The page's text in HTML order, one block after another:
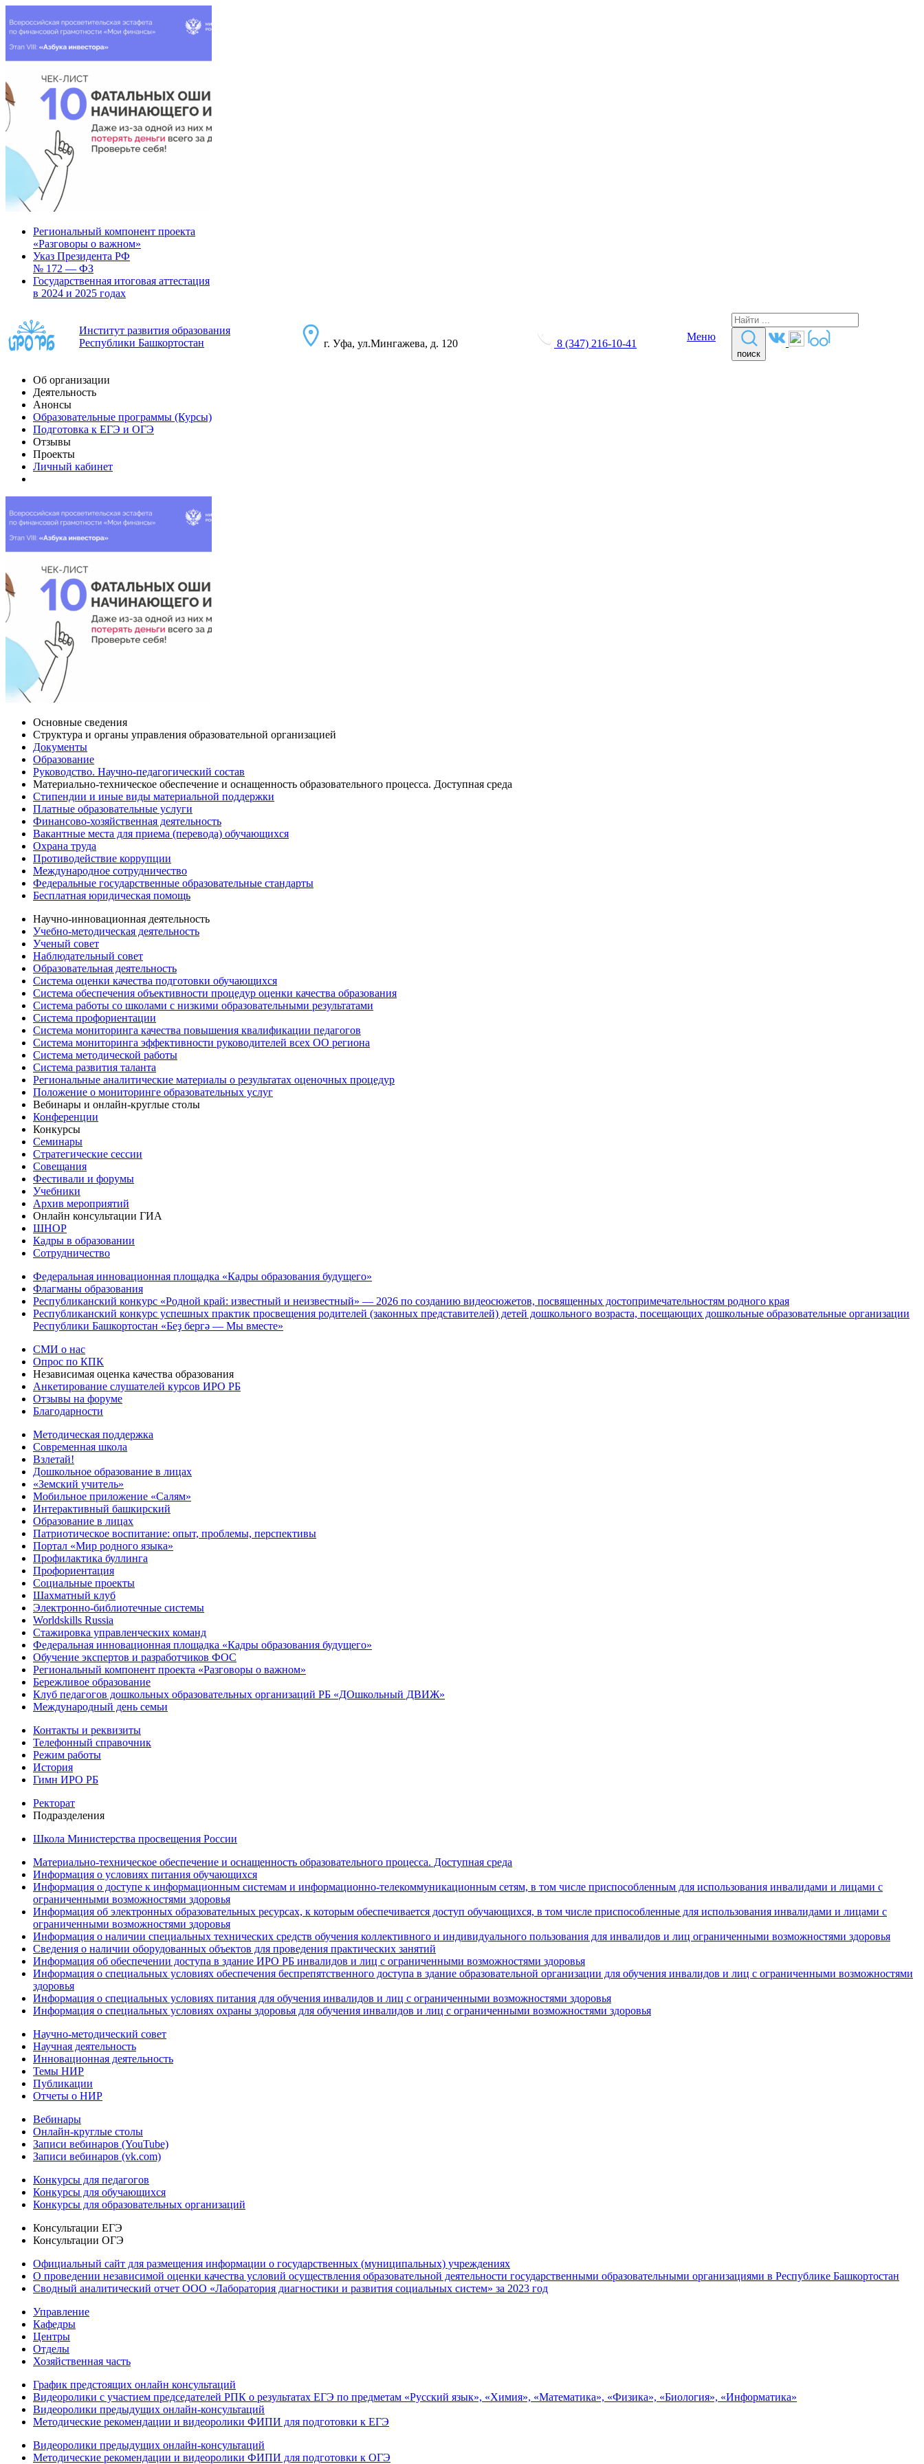
Региональный компонент проекта
«Разговоры о важном»
Указ Президента РФ
№ 172 — ФЗ
Государственная итоговая аттестация
в 2024 и 2025 годах
Институт развития образования
Республики Башкортостан
г. Уфа, ул.Мингажева, д. 120 8 (347) 216-10-41
Меню
поиск
Об организации
Деятельность
Анонсы
Образовательные программы (Курсы)
Подготовка к ЕГЭ и ОГЭ
Отзывы
Проекты
Личный кабинет
Основные сведения
Структура и органы управления образовательной организацией
Документы
Образование
Руководство. Научно-педагогический состав
Материально-техническое обеспечение и оснащенность образовательного процесса. Доступная среда
Стипендии и иные виды материальной поддержки
Платные образовательные услуги
Финансово-хозяйственная деятельность
Вакантные места для приема (перевода) обучающихся
Охрана труда
Противодействие коррупции
Международное сотрудничество
Федеральные государственные образовательные стандарты
Бесплатная юридическая помощь
Научно-инновационная деятельность
Учебно-методическая деятельность
Ученый совет
Наблюдательный совет
Образовательная деятельность
Система оценки качества подготовки обучающихся
Система обеспечения объективности процедур оценки качества образования
Система работы со школами с низкими образовательными результатами
Система профориентации
Система мониторинга качества повышения квалификации педагогов
Система мониторинга эффективности руководителей всех ОО региона
Система методической работы
Система развития таланта
Региональные аналитические материалы о результатах оценочных процедур
Положение о мониторинге образовательных услуг
Вебинары и онлайн-круглые столы
Конференции
Конкурсы
Семинары
Стратегические сессии
Совещания
Фестивали и форумы
Учебники
Архив мероприятий
Онлайн консультации ГИА
ШНОР
Кадры в образовании
Сотрудничество
Федеральная инновационная площадка «Кадры образования будущего»
Флагманы образования
Республиканский конкурс «Родной край: известный и неизвестный» — 2026 по созданию видеосюжетов, посвященных достопримечательностям родного края
Республиканский конкурс успешных практик просвещения родителей (законных представителей) детей дошкольного возраста, посещающих дошкольные образовательные организации
Республики Башкортостан «Беҙ бергә — Мы вместе»
СМИ о нас
Опрос по КПК
Независимая оценка качества образования
Анкетирование слушателей курсов ИРО РБ
Отзывы на форуме
Благодарности
Методическая поддержка
Современная школа
Взлетай!
Дошкольное образование в лицах
«Земский учитель»
Мобильное приложение «Салям»
Интерактивный башкирский
Образование в лицах
Патриотическое воспитание: опыт, проблемы, перспективы
Портал «Мир родного языка»
Профилактика буллинга
Профориентация
Социальные проекты
Шахматный клуб
Электронно-библиотечные системы
Worldskills Russia
Стажировка управленческих команд
Федеральная инновационная площадка «Кадры образования будущего»
Обучение экспертов и разработчиков ФОС
Региональный компонент проекта «Разговоры о важном»
Бережливое образование
Клуб педагогов дошкольных образовательных организаций РБ «ДОшкольный ДВИЖ»
Международный день семьи
Контакты и реквизиты
Телефонный справочник
Режим работы
История
Гимн ИРО РБ
Ректорат
Подразделения
Школа Министерства просвещения России
Материально-техническое обеспечение и оснащенность образовательного процесса. Доступная среда
Информация о условиях питания обучающихся
Информация о доступе к информационным системам и информационно-телекоммуникационным сетям, в том числе приспособленным для использования инвалидами и лицами с
ограниченными возможностями здоровья
Информация об электронных образовательных ресурсах, к которым обеспечивается доступ обучающихся, в том числе приспособленные для использования инвалидами и лицами с
ограниченными возможностями здоровья
Информация о наличии специальных технических средств обучения коллективного и индивидуального пользования для инвалидов и лиц ограниченными возможностями здоровья
Сведения о наличии оборудованных объектов для проведения практических занятий
Информация об обеспечении доступа в здание ИРО РБ инвалидов и лиц с ограниченными возможностями здоровья
Информация о специальных условиях обеспечения беспрепятственного доступа в здание образовательной организации для обучения инвалидов и лиц с ограниченными возможностями
здоровья
Информация о специальных условиях питания для обучения инвалидов и лиц с ограниченными возможностями здоровья
Информация о специальных условиях охраны здоровья для обучения инвалидов и лиц с ограниченными возможностями здоровья
Научно-методический совет
Научная деятельность
Инновационная деятельность
Темы НИР
Публикации
Отчеты о НИР
Вебинары
Онлайн-круглые столы
Записи вебинаров (YouTube)
Записи вебинаров (vk.com)
Конкурсы для педагогов
Конкурсы для обучающихся
Конкурсы для образовательных организаций
Консультации ЕГЭ
Консультации ОГЭ
Официальный сайт для размещения информации о государственных (муниципальных) учреждениях
О проведении независимой оценки качества условий осуществления образовательной деятельности государственными образовательными организациями в Республике Башкортостан
Сводный аналитический отчет ООО «Лаборатория диагностики и развития социальных систем» за 2023 год
Управление
Кафедры
Центры
Отделы
Хозяйственная часть
График предстоящих онлайн консультаций
Видеоролики с участием председателей РПК о результатах ЕГЭ по предметам «Русский язык», «Химия», «Математика», «Физика», «Биология», «Информатика»
Видеоролики предыдущих онлайн-консультаций
Методические рекомендации и видеоролики ФИПИ для подготовки к ЕГЭ
Видеоролики предыдущих онлайн-консультаций
Методические рекомендации и видеоролики ФИПИ для подготовки к ОГЭ